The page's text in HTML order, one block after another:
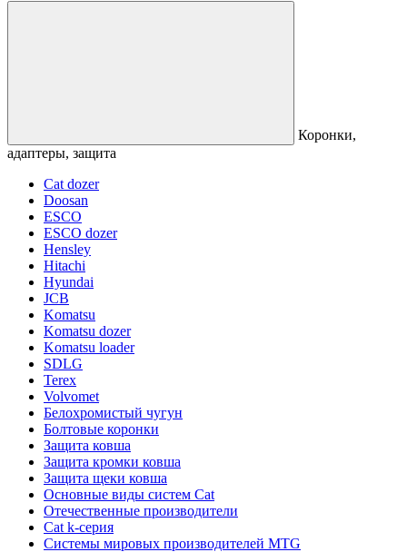
Коронки,
адаптеры, защита
Cat dozer
Doosan
ESCO
ESCO dozer
Hensley
Hitachi
Hyundai
JCB
Komatsu
Komatsu dozer
Komatsu loader
SDLG
Terex
Volvomet
Белохромистый чугун
Болтовые коронки
Защита ковша
Защита кромки ковша
Защита щеки ковша
Основные виды систем Cat
Отечественные производители
Сat k-серия
Системы мировых производителей MTG